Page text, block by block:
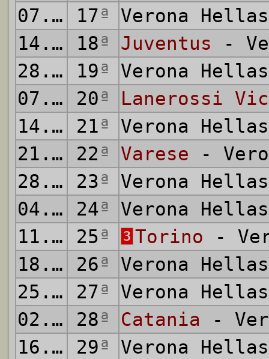
07.02.1971
17ª
Verona
14.02.1971
18ª Juventus -
28.02.1971
19ª
Verona
07.03.1971
20ª
Lanerossi
14.03.1971
21ª
Verona
21.03.1971
22ª Varese -
28.03.1971
23ª
Verona
04.04.1971
24ª
Verona
11.04.1971
25ª 3 Torino -
18.04.1971
26ª
Verona
25.04.1971
27ª
Verona
02.05.1971
28ª Catania -
16.05.1971
29ª
Verona